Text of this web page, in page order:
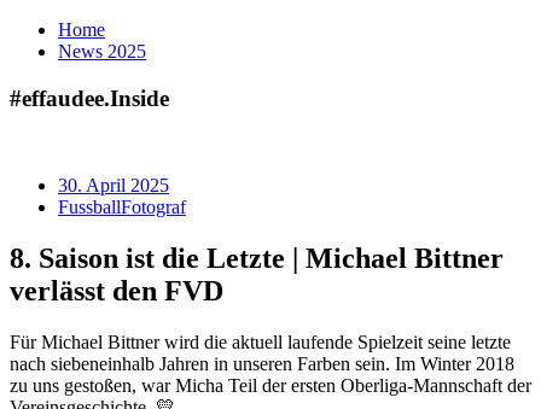
Home
News 2025
#effaudee.Inside
30. April 2025
FussballFotograf
8. Saison ist die Letzte |
Michael Bittner
verlässt den FVD
FürMichael Bittnerwird die aktuell laufende Spielzeit seine letzte
nach siebeneinhalb Jahren in unseren Farben sein. Im Winter 2018
zu uns gestoßen, war Micha Teil derersten Oberliga-Mannschaft der